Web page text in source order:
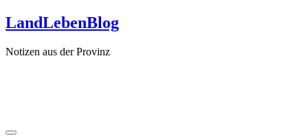
Zum
Inhalt
LandLebenBlog
Notizen aus der Provinz